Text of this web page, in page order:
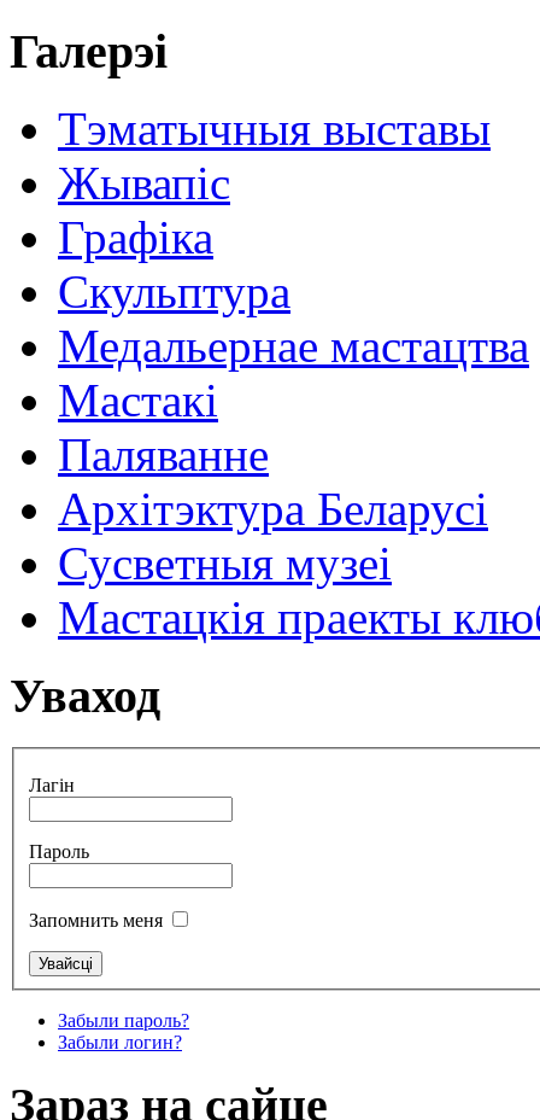
Галерэі
Тэматычныя выставы
Жывапіс
Графіка
Скульптура
Медальернае мастацтва
Мастакі
Паляванне
Архітэктура Беларусі
Сусветныя музеі
Мастацкія праекты
Уваход
Лагін
Пароль
Запомнить меня
Забыли пароль?
Забыли логин?
Зараз на сайце